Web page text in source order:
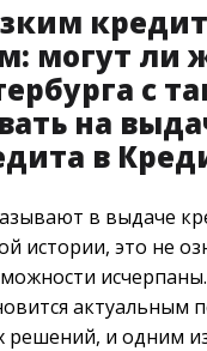
могут ли
с
на
в
в выдаче
истории, это не
актуальным
решений, и одним